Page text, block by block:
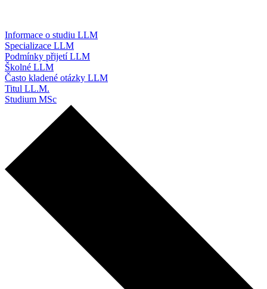
Informace o studiu LLM
Specializace LLM
Podmínky přijetí LLM
Školné LLM
Často kladené otázky LLM
Titul LL.M.
Studium MSc